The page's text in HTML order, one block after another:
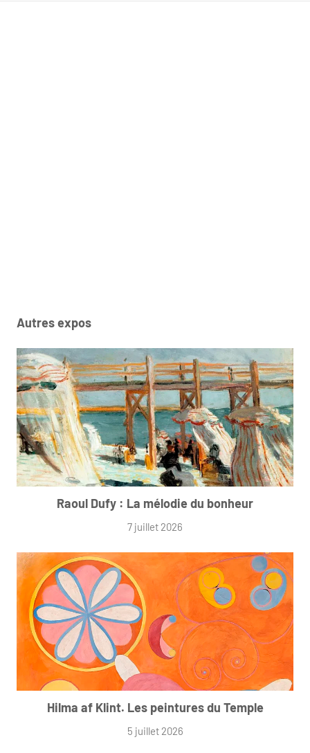
Autres expos
Raoul Dufy : La mélodie du bonheur
7 juillet 2026
Hilma af Klint. Les peintures du Temple
5 juillet 2026